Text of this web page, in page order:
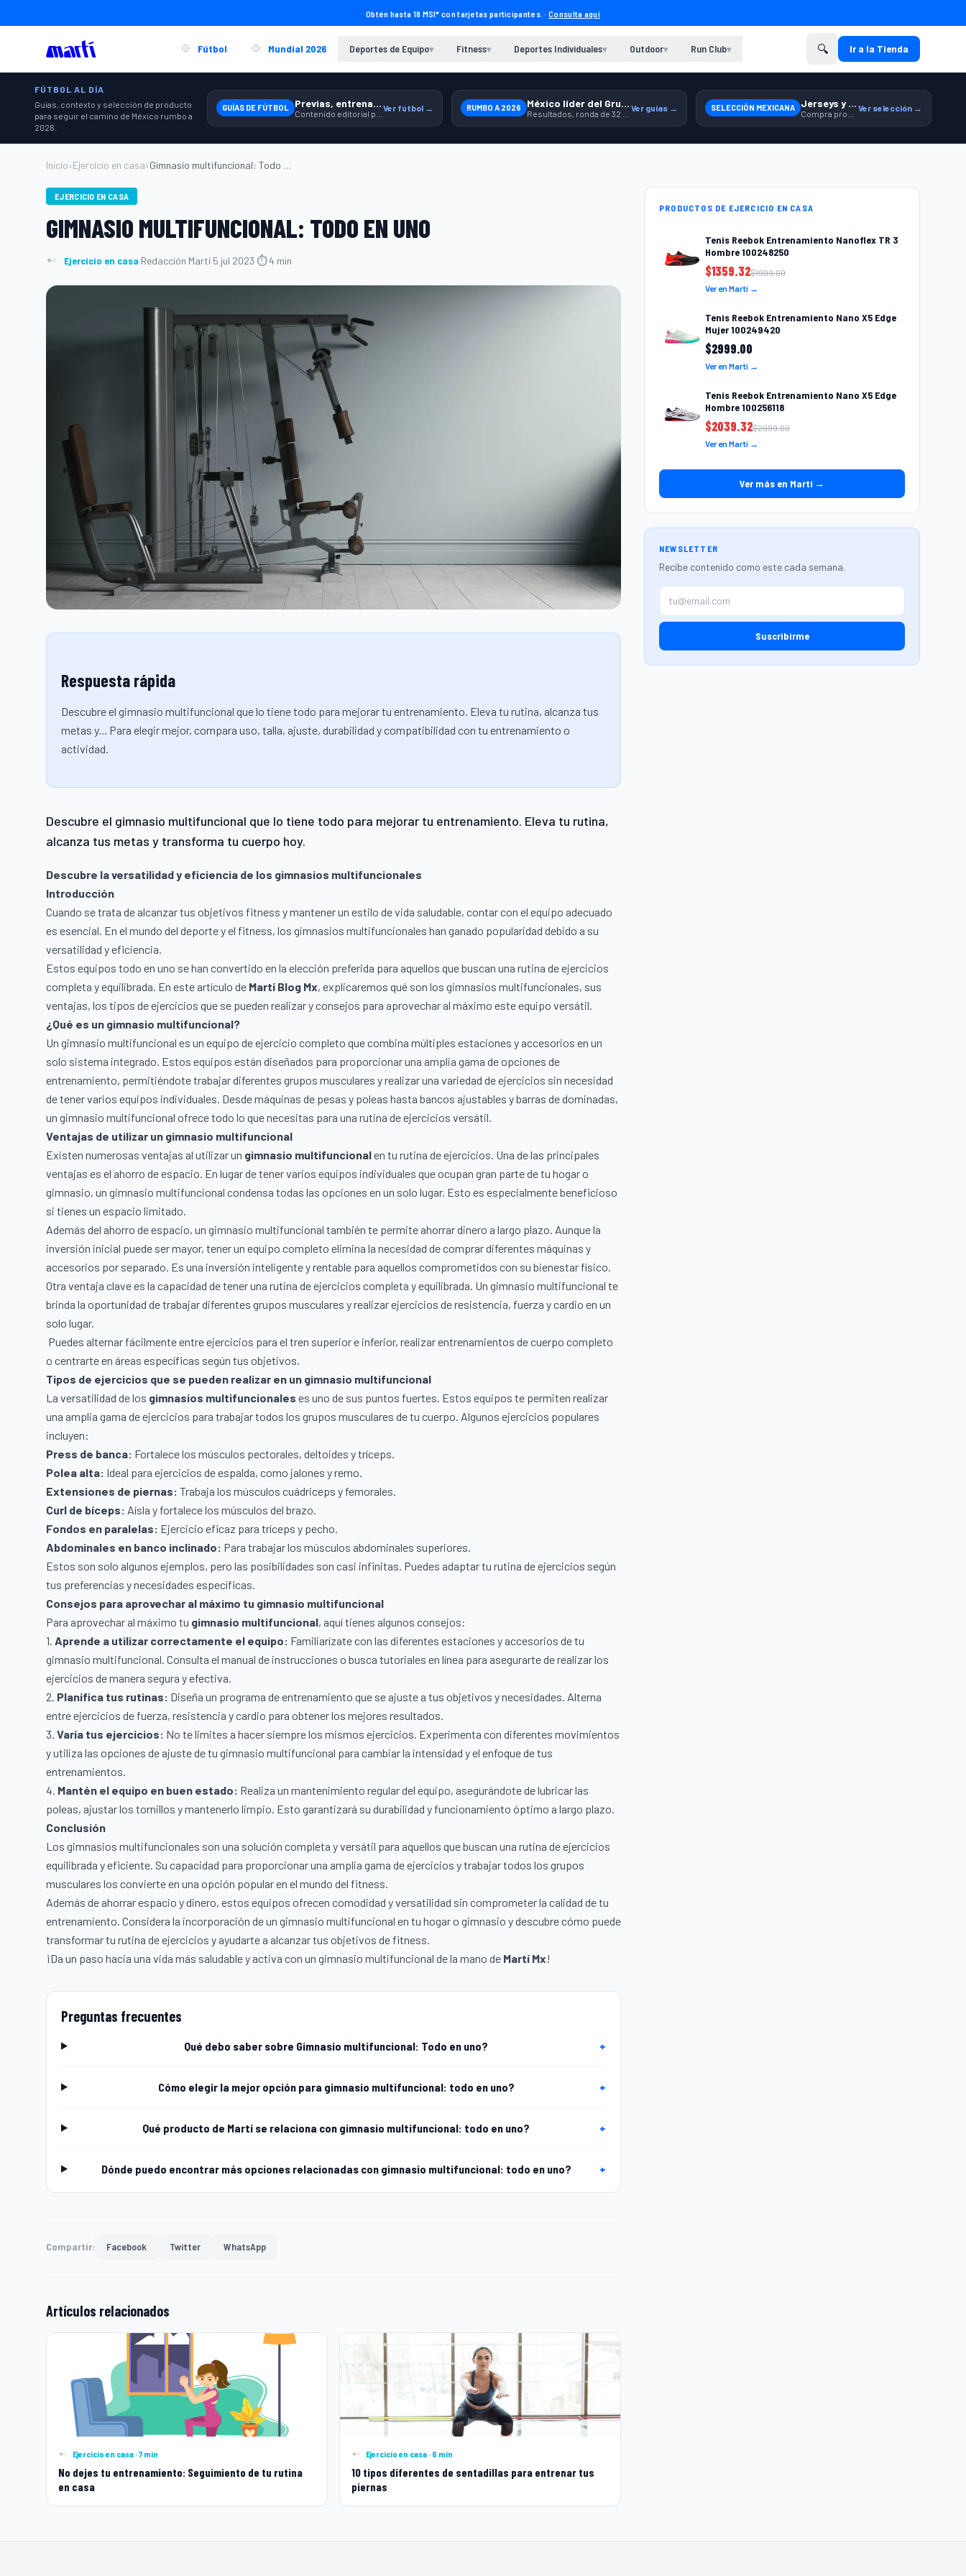
Obtén hasta 18 MSI* con tarjetas participantes. ·Consulta aquí
Fútbol Mundial 2026 Deportes de Equipo▾ Fitness▾ Deportes Individuales▾ Outdoor▾ Run Club▾ 🔍 Ir a la Tienda
FÚTBOL AL DÍA
Guías, contexto y selección de producto
para seguir el camino de México rumbo a
2026.
GUÍAS DE FÚTBOL Previas, entrenamiento y producto Ver fútbol → RUMBO A 2026 México líder del Grupo A Ver guías → SELECCIÓN MEXICANA Jerseys y equipamiento relacionado Ver selección →
Inicio›Ejercicio en casa› Gimnasio multifuncional: Todo en uno...
EJERCICIO EN CASA
GIMNASIO MULTIFUNCIONAL: TODO EN UNO
Ejercicio en casa·Redacción Martí·5 jul 2023·⏱ 4 min
Respuesta rápida
Descubre el gimnasio multifuncional que lo tiene todo para mejorar tu entrenamiento. Eleva tu rutina, alcanza tus
metas y... Para elegir mejor, compara uso, talla, ajuste, durabilidad y compatibilidad con tu entrenamiento o
actividad.
Descubre el gimnasio multifuncional que lo tiene todo para mejorar tu entrenamiento. Eleva tu rutina,
alcanza tus metas y transforma tu cuerpo hoy.
Descubre la versatilidad y eficiencia de los gimnasios multifuncionales
Introducción
Cuando se trata de alcanzar tus objetivos fitness y mantener un estilo de vida saludable, contar con el equipo adecuado
es esencial. En el mundo del deporte y el fitness, los gimnasios multifuncionales han ganado popularidad debido a su
versatilidad y eficiencia.
Estos equipos todo en uno se han convertido en la elección preferida para aquellos que buscan una rutina de ejercicios
completa y equilibrada. En este artículo de Martí Blog Mx, explicaremos qué son los gimnasios multifuncionales, sus
ventajas, los tipos de ejercicios que se pueden realizar y consejos para aprovechar al máximo este equipo versátil.
¿Qué es un gimnasio multifuncional?
Un gimnasio multifuncional es un equipo de ejercicio completo que combina múltiples estaciones y accesorios en un
solo sistema integrado. Estos equipos están diseñados para proporcionar una amplia gama de opciones de
entrenamiento, permitiéndote trabajar diferentes grupos musculares y realizar una variedad de ejercicios sin necesidad
de tener varios equipos individuales. Desde máquinas de pesas y poleas hasta bancos ajustables y barras de dominadas,
un gimnasio multifuncional ofrece todo lo que necesitas para una rutina de ejercicios versátil.
Ventajas de utilizar un gimnasio multifuncional
Existen numerosas ventajas al utilizar un gimnasio multifuncionalen tu rutina de ejercicios. Una de las principales
ventajas es el ahorro de espacio. En lugar de tener varios equipos individuales que ocupan gran parte de tu hogar o
gimnasio, un gimnasio multifuncional condensa todas las opciones en un solo lugar. Esto es especialmente beneficioso
si tienes un espacio limitado.
Además del ahorro de espacio, un gimnasio multifuncional también te permite ahorrar dinero a largo plazo. Aunque la
inversión inicial puede ser mayor, tener un equipo completo elimina la necesidad de comprar diferentes máquinas y
accesorios por separado. Es una inversión inteligente y rentable para aquellos comprometidos con su bienestar físico.
Otra ventaja clave es la capacidad de tener una rutina de ejercicios completa y equilibrada. Un gimnasio multifuncional te
brinda la oportunidad de trabajar diferentes grupos musculares y realizar ejercicios de resistencia, fuerza y ​​cardio en un
solo lugar.
Puedes alternar fácilmente entre ejercicios para el tren superior e inferior, realizar entrenamientos de cuerpo completo
o centrarte en áreas específicas según tus objetivos.
Tipos de ejercicios que se pueden realizar en un gimnasio multifuncional
La versatilidad de los gimnasios multifuncionales es uno de sus puntos fuertes. Estos equipos te permiten realizar
una amplia gama de ejercicios para trabajar todos los grupos musculares de tu cuerpo. Algunos ejercicios populares
incluyen:
Press de banca: Fortalece los músculos pectorales, deltoides y tríceps.
Polea alta: Ideal para ejercicios de espalda, como jalones y remo.
Extensiones de piernas: Trabaja los músculos cuádriceps y femorales.
Curl de bíceps: Aísla y fortalece los músculos del brazo.
Fondos en paralelas: Ejercicio eficaz para tríceps y pecho.
Abdominales en banco inclinado: Para trabajar los músculos abdominales superiores.
Estos son solo algunos ejemplos, pero las posibilidades son casi infinitas. Puedes adaptar tu rutina de ejercicios según
tus preferencias y necesidades específicas.
Consejos para aprovechar al máximo tu gimnasio multifuncional
Para aprovechar al máximo tu gimnasio multifuncional, aquí tienes algunos consejos:
1. Aprende a utilizar correctamente el equipo: Familiarízate con las diferentes estaciones y accesorios de tu
gimnasio multifuncional. Consulta el manual de instrucciones o busca tutoriales en línea para asegurarte de realizar los
ejercicios de manera segura y efectiva.
2. Planifica tus rutinas: Diseña un programa de entrenamiento que se ajuste a tus objetivos y necesidades. Alterna
entre ejercicios de fuerza, resistencia y cardio para obtener los mejores resultados.
3. Varía tus ejercicios: No te limites a hacer siempre los mismos ejercicios. Experimenta con diferentes movimientos
y utiliza las opciones de ajuste de tu gimnasio multifuncional para cambiar la intensidad y el enfoque de tus
entrenamientos.
4. Mantén el equipo en buen estado: Realiza un mantenimiento regular del equipo, asegurándote de lubricar las
poleas, ajustar los tornillos y mantenerlo limpio. Esto garantizará su durabilidad y funcionamiento óptimo a largo plazo.
Conclusión
Los gimnasios multifuncionales son una solución completa y versátil para aquellos que buscan una rutina de ejercicios
equilibrada y eficiente. Su capacidad para proporcionar una amplia gama de ejercicios y trabajar todos los grupos
musculares los convierte en una opción popular en el mundo del fitness.
Además de ahorrar espacio y dinero, estos equipos ofrecen comodidad y versatilidad sin comprometer la calidad de tu
entrenamiento. Considera la incorporación de un gimnasio multifuncional en tu hogar o gimnasio y descubre cómo puede
transformar tu rutina de ejercicios y ayudarte a alcanzar tus objetivos de fitness.
¡Da un paso hacia una vida más saludable y activa con un gimnasio multifuncional de la mano de Martí Mx!
Preguntas frecuentes
Qué debo saber sobre Gimnasio multifuncional: Todo en uno? +
Cómo elegir la mejor opción para gimnasio multifuncional: todo en uno? +
Qué producto de Martí se relaciona con gimnasio multifuncional: todo en uno? +
Dónde puedo encontrar más opciones relacionadas con gimnasio multifuncional: todo en uno? +
Compartir: Facebook Twitter WhatsApp
Artículos relacionados
Ejercicio en casa · 7 min
No dejes tu entrenamiento: Seguimiento de tu rutina
en casa
Ejercicio en casa · 6 min
10 tipos diferentes de sentadillas para entrenar tus
piernas
PRODUCTOS DE EJERCICIO EN CASA
Tenis Reebok Entrenamiento Nanoflex TR 3
Hombre 100248250
$1359.32$1999.00
Ver en Martí →
Tenis Reebok Entrenamiento Nano X5 Edge
Mujer 100249420
$2999.00
Ver en Martí →
Tenis Reebok Entrenamiento Nano X5 Edge
Hombre 100256118
$2039.32$2999.00
Ver en Martí →
Ver más en Martí →
NEWSLETTER
Recibe contenido como este cada semana.
Suscribirme